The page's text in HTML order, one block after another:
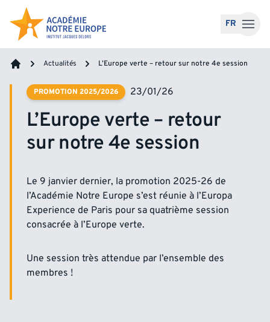
Accéder au contenu
FR
Actualités L’Europe verte – retour sur notre 4e session
PROMOTION 2025/2026 23/01/26
L’Europe verte – retour
sur notre 4e session
Le 9 janvier dernier, la promotion 2025-26 de
l’Académie Notre Europe s’est réunie à l’Europa
Experience de Paris pour sa quatrième session
consacrée à l’Europe verte.
Une session très attendue par l’ensemble des
membres !